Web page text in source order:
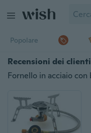
Popolare
Recensioni dei clienti